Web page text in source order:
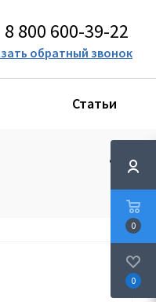
8 800 600-39-22
обратный звонок
Статьи
0
0